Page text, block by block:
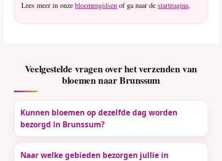
Lees meer in onze bloemengidsen of ga naar de startpagina.
Veelgestelde vragen over het verzenden van
bloemen naar Brunssum
Kunnen bloemen op dezelfde dag worden
bezorgd in Brunssum?
Naar welke gebieden bezorgen jullie in